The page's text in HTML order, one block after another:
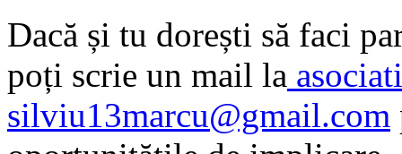
Dacă și tu dorești să faci
poți scrie un mail la
silviu13marcu@gmail.com